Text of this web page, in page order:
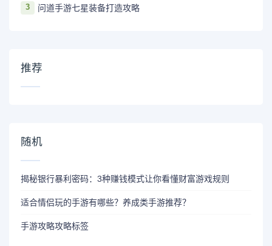
3 问道手游七星装备打造攻略
推荐
随机
揭秘银行暴利密码：3种赚钱模式让你看懂财富游戏规则
适合情侣玩的手游有哪些？养成类手游推荐？
手游攻略攻略标签